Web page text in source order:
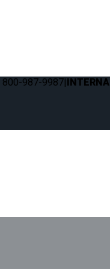
800-987-9987|